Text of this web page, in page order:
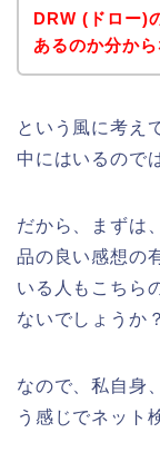
DRW (ドロー)
あるのか分から
という風に考え
中にはいるので
だから、まずは
品の良い感想の
いる人もこちら
ないでしょうか
なので、私自身
う感じでネット